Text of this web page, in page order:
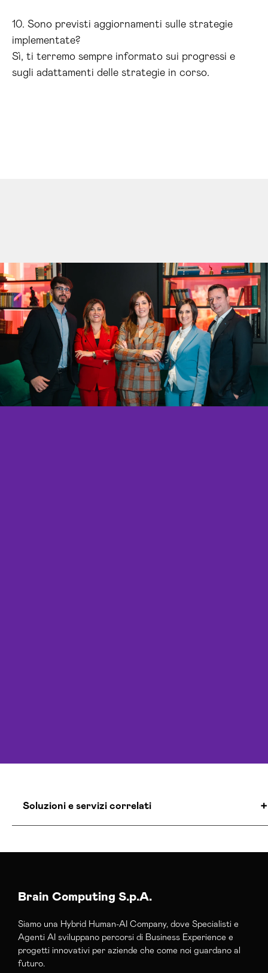
10. Sono previsti aggiornamenti sulle strategie
implementate?
Sì, ti terremo sempre informato sui progressi e
sugli adattamenti delle strategie in corso.
Soluzioni e servizi correlati
Agenzia Posizionamento Seo Venezia
Agenzia Web Marketing Venezia
Campagne Adv Social Venezia
Campagne Advertising Venezia
Brain Computing S.p.A.
Siamo una Hybrid Human-AI Company, dove Specialisti e
Agenti AI sviluppano percorsi di Business Experience e
progetti innovativi per aziende che come noi guardano al
futuro.